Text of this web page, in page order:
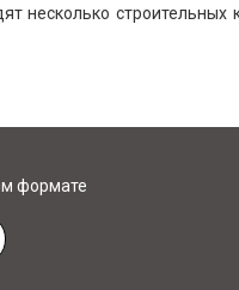
несколько строительных
формате